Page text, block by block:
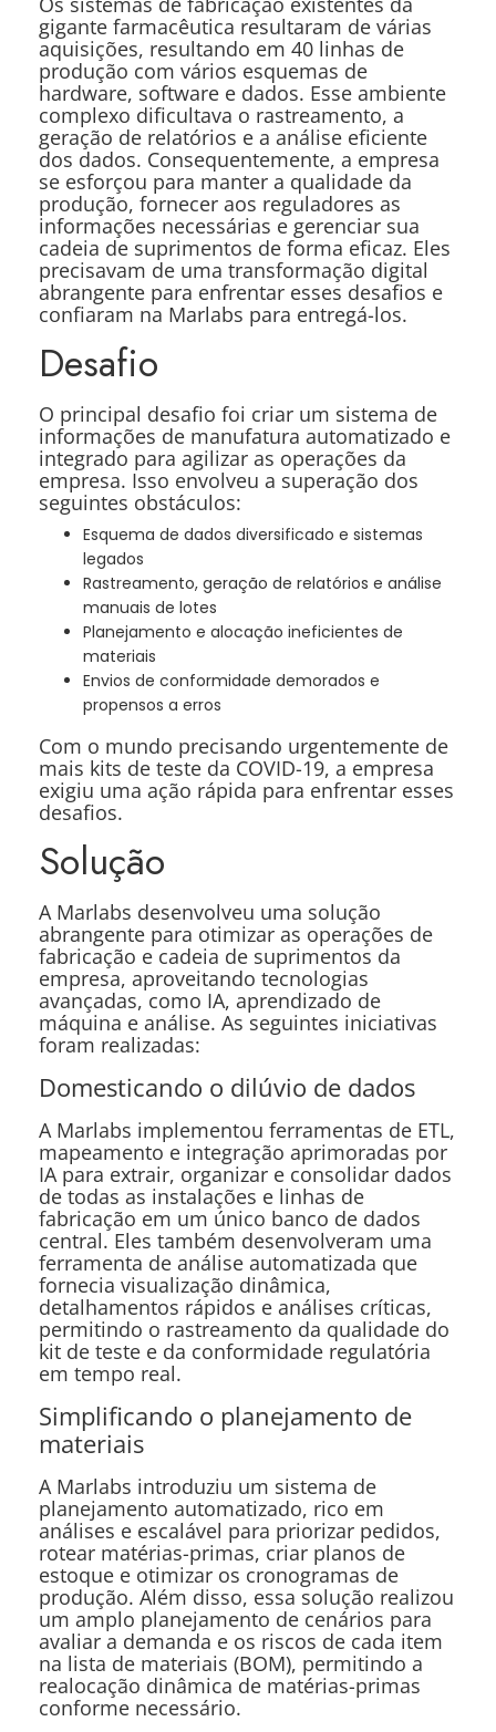
gigante farmacêutica resultaram de várias
aquisições, resultando em 40 linhas de
produção com vários esquemas de
hardware, software e dados. Esse ambiente
complexo dificultava o rastreamento, a
geração de relatórios e a análise eficiente
dos dados. Consequentemente, a empresa
se esforçou para manter a qualidade da
produção, fornecer aos reguladores as
informações necessárias e gerenciar sua
cadeia de suprimentos de forma eficaz. Eles
precisavam de uma transformação digital
abrangente para enfrentar esses desafios e
confiaram na Marlabs para entregá-los.
Desafio
O principal desafio foi criar um sistema de
informações de manufatura automatizado e
integrado para agilizar as operações da
empresa. Isso envolveu a superação dos
seguintes obstáculos:
Esquema de dados diversificado e sistemas
legados
Rastreamento, geração de relatórios e análise
manuais de lotes
Planejamento e alocação ineficientes de
materiais
Envios de conformidade demorados e
propensos a erros
Com o mundo precisando urgentemente de
mais kits de teste da COVID-19, a empresa
exigiu uma ação rápida para enfrentar esses
desafios.
Solução
A Marlabs desenvolveu uma solução
abrangente para otimizar as operações de
fabricação e cadeia de suprimentos da
empresa, aproveitando tecnologias
avançadas, como IA, aprendizado de
máquina e análise. As seguintes iniciativas
foram realizadas:
Domesticando o dilúvio de dados
A Marlabs implementou ferramentas de ETL,
mapeamento e integração aprimoradas por
IA para extrair, organizar e consolidar dados
de todas as instalações e linhas de
fabricação em um único banco de dados
central. Eles também desenvolveram uma
ferramenta de análise automatizada que
fornecia visualização dinâmica,
detalhamentos rápidos e análises críticas,
permitindo o rastreamento da qualidade do
kit de teste e da conformidade regulatória
em tempo real.
Simplificando o planejamento de
materiais
A Marlabs introduziu um sistema de
planejamento automatizado, rico em
análises e escalável para priorizar pedidos,
rotear matérias-primas, criar planos de
estoque e otimizar os cronogramas de
produção. Além disso, essa solução realizou
um amplo planejamento de cenários para
avaliar a demanda e os riscos de cada item
na lista de materiais (BOM), permitindo a
realocação dinâmica de matérias-primas
conforme necessário.